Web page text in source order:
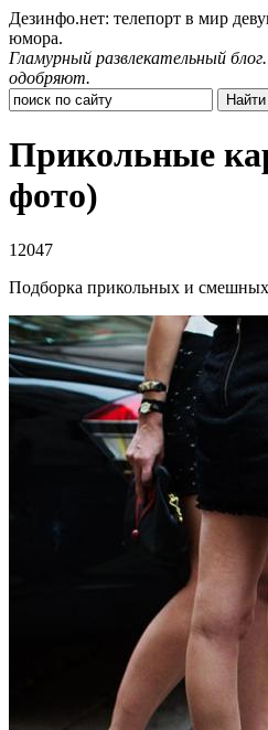
Дезинфо.нет: телепорт в мир
юмора.
Гламурный развлекательный
одобряют.
Прикольные
фото)
12047
Подборка прикольных и смешных